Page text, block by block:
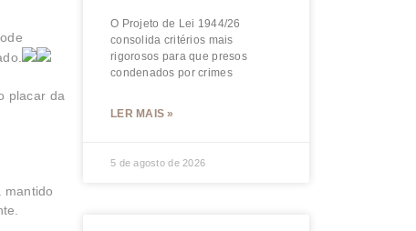
placar da
mantido
O Projeto de Lei 1944/26
consolida critérios mais
rigorosos para que presos
condenados por crimes
LER MAIS »
5 de agosto de 2026